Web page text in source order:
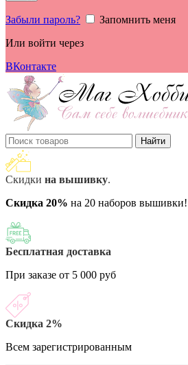
Забыли пароль?
Запомнить меня
Или войти через
ВКонтакте
Найти
Скидки на вышивку.
Скидка 20% на 20 наборов вышивки!
Бесплатная доставка
При заказе от 5 000 руб
Скидка 2%
Всем зарегистрированным